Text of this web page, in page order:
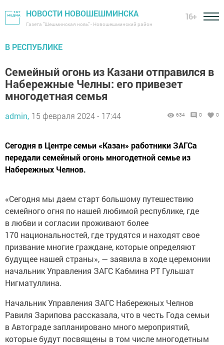
НОВОСТИ НОВОШЕШМИНСКА
Газета "Шешминская новь" - Новошешминский район
16+
В РЕСПУБЛИКЕ
Семейный огонь из Казани отправился в
Набережные Челны: его привезет
многодетная семья
admin, 15 февраля 2024 - 17:44 634 0 0
Сегодня в Центре семьи «Казан» работники ЗАГСа
передали семейный огонь многодетной семье из
Набережных Челнов.
«Сегодня мы даем старт большому путешествию
семейного огня по нашей любимой республике, где
в любви и согласии проживают более
170 национальностей, где трудятся и находят свое
призвание многие граждане, которые определяют
будущее нашей страны», — заявила в ходе церемонии
начальник Управления ЗАГС Кабмина РТ Гульшат
Нигматуллина.
Начальник Управления ЗАГС Набережных Челнов
Равиля Зарипова рассказала, что в честь Года семьи
в Автограде запланировано много мероприятий,
которые будут посвящены в том числе многодетным